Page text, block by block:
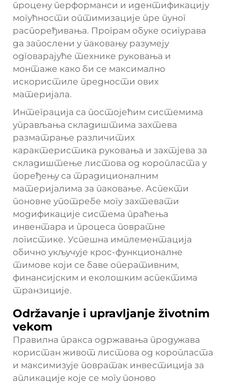
процену перформанси и идентификацију
могућности оптимизације пре пуног
распоређивања. Програм обуке осигурава
да запослени у паковању разумеју
одговарајуће технике руковања и
монтаже како би се максимално
искористиле предности ових
материјала.
Интеграција са постојећим системима
управљања складиштима захтева
разматрање различитих
карактеристика руковања и захтјева за
складиштење листова од коропласта у
поређењу са традиционалним
материјалима за паковање. Аспекти
поновне употребе могу захтевати
модификације система праћења
инвентара и процеса повратне
логистике. Успешна имплементација
обично укључује крос-функционалне
тимове који се баве оперативним,
финансијским и еколошким аспектима
транзиције.
Održavanje i upravljanje životnim
vekom
Правилна пракса одржавања продужава
користан живот листова од коропласта
и максимизује повратак инвестиција за
апликације које се могу поново